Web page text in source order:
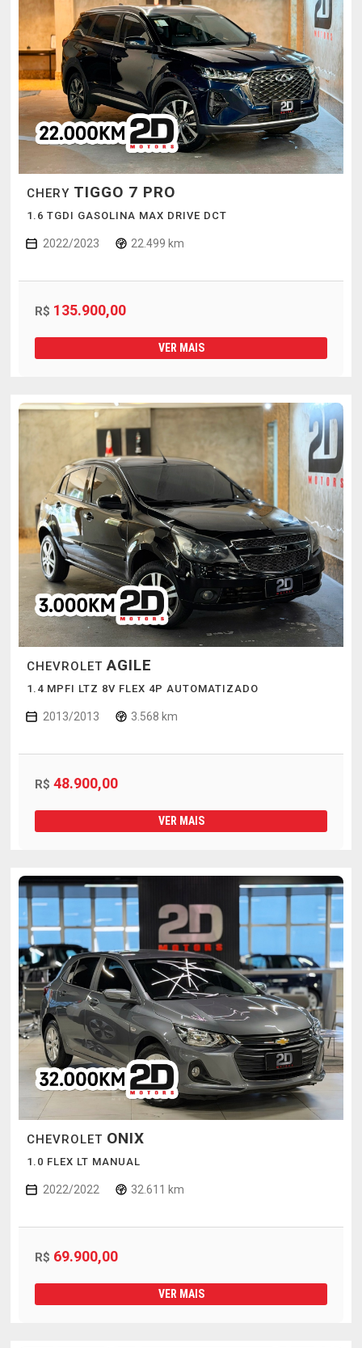
CHERY TIGGO 7 PRO
1.6 TGDI GASOLINA MAX DRIVE DCT
2022/2023 22.499 km
R$ 135.900,00
VER MAIS
CHEVROLETAGILE
1.4 MPFI LTZ 8V FLEX 4P AUTOMATIZADO
2013/2013 3.568 km
R$ 48.900,00
VER MAIS
CHEVROLET ONIX
1.0 FLEX LT MANUAL
2022/2022 32.611 km
R$ 69.900,00
VER MAIS